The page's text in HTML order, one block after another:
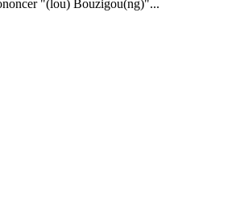
"(lou) Bouzigou(ng)"...